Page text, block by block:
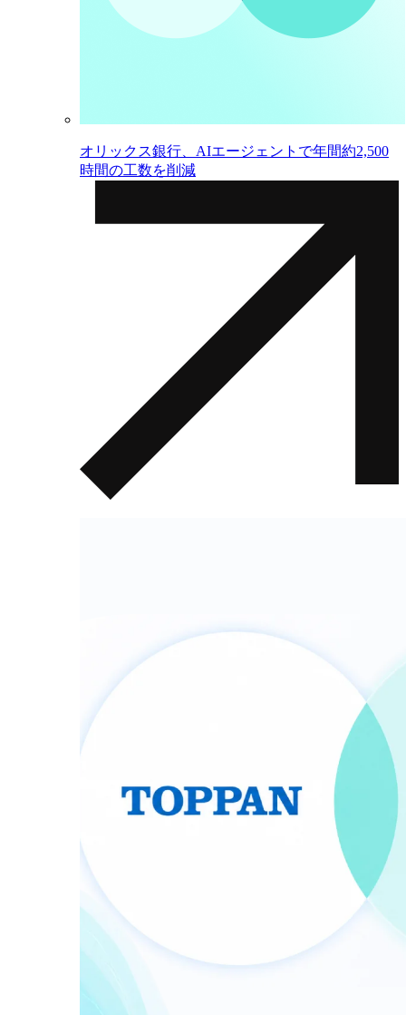
オリックス銀行、AIエージェントで年間約2,500
時間の工数を削減